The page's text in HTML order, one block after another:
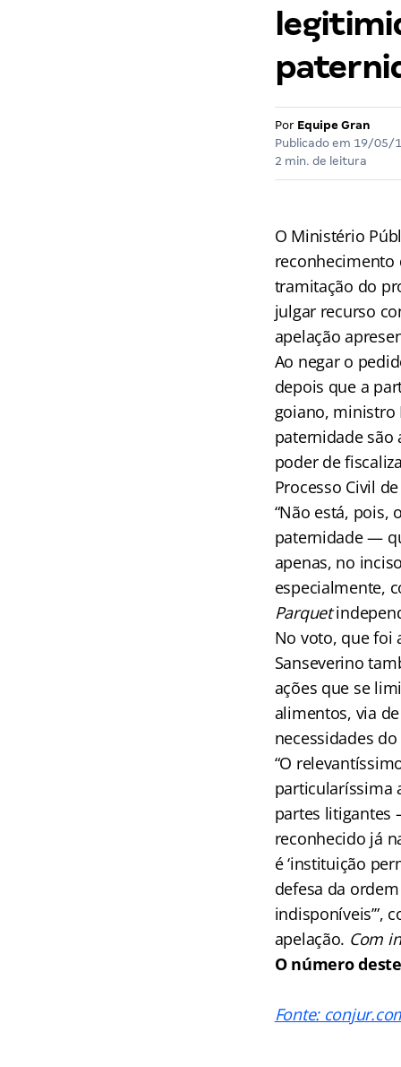
Por Equipe Gran
Publicado em 19/05/
2 min. de leitura
O Ministério
reconhecimento
tramitação do
julgar recurso
apelação
Ao negar o
depois que a
goiano, ministro
paternidade são
poder de
Processo Civil
“Não está, pois,
paternidade —
apenas, no
especialmente,
Parquet
No voto, que foi
Sanseverino
ações que se
alimentos, via
necessidades
“O
particularíssima
partes litigantes
reconhecido já
é ‘instituição
defesa da
indisponíveis’”,
apelação. Com
O número
Fonte: